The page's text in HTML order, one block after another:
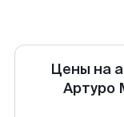
Цены на
Артуро